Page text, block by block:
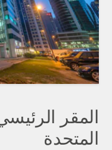
المقر
المتحدة